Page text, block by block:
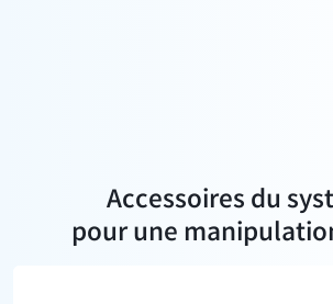
Accessoires du
pour une